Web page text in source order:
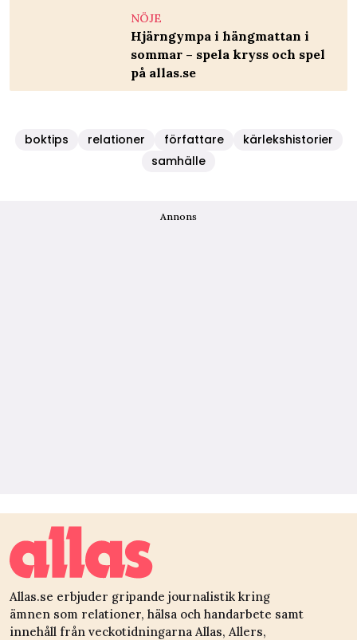
NÖJE
Hjärngympa i hängmattan i
sommar – spela kryss och spel
på allas.se
boktips relationer författare
kärlekshistorier
samhälle
Annons
Allas.se erbjuder gripande journalistik kring
ämnen som relationer, hälsa och handarbete samt
innehåll från veckotidningarna Allas, Allers,